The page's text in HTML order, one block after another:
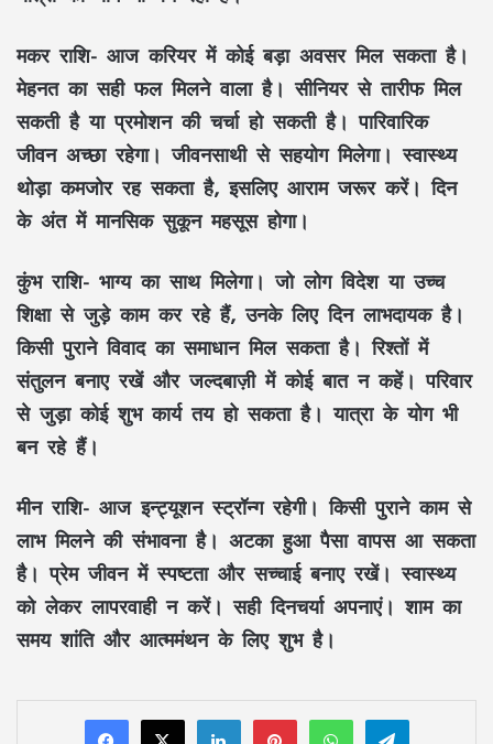
मकर राशि- आज करियर में कोई बड़ा अवसर मिल सकता है।
मेहनत का सही फल मिलने वाला है। सीनियर से तारीफ मिल
सकती है या प्रमोशन की चर्चा हो सकती है। पारिवारिक
जीवन अच्छा रहेगा। जीवनसाथी से सहयोग मिलेगा। स्वास्थ्य
थोड़ा कमजोर रह सकता है, इसलिए आराम जरूर करें। दिन
के अंत में मानसिक सुकून महसूस होगा।
कुंभ राशि- भाग्य का साथ मिलेगा। जो लोग विदेश या उच्च
शिक्षा से जुड़े काम कर रहे हैं, उनके लिए दिन लाभदायक है।
किसी पुराने विवाद का समाधान मिल सकता है। रिश्तों में
संतुलन बनाए रखें और जल्दबाज़ी में कोई बात न कहें। परिवार
से जुड़ा कोई शुभ कार्य तय हो सकता है। यात्रा के योग भी
बन रहे हैं।
मीन राशि- आज इन्ट्यूशन स्ट्रॉन्ग रहेगी। किसी पुराने काम से
लाभ मिलने की संभावना है। अटका हुआ पैसा वापस आ सकता
है। प्रेम जीवन में स्पष्टता और सच्चाई बनाए रखें। स्वास्थ्य
को लेकर लापरवाही न करें। सही दिनचर्या अपनाएं। शाम का
समय शांति और आत्ममंथन के लिए शुभ है।
LinkedInPinterestWhatsAppTelegram